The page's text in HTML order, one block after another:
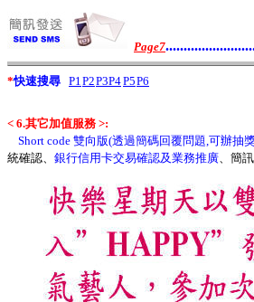
Page7
*快速搜尋 P1P2P3P4P5P6
< 6.其它加值服務 >:
Short code 雙向版(透過簡碼回覆問題,可辦抽
統確認、 銀行信用卡交易確認及業務推廣、簡